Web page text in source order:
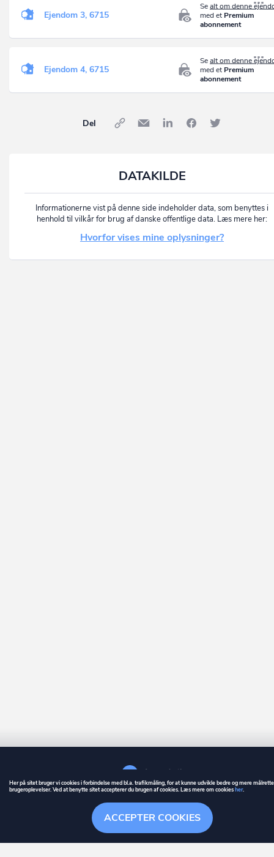
Søgehistorik Menu
Sealt om denne
med et Premium
abonnement
Ejendom 3, 6715
Sealt om denne
med et Premium
abonnement
Ejendom 4, 6715
Del
DATAKILDE
Informationerne vist på denne side indeholder data, som benyttes i
henhold til vilkår for brug af danske offentlige data. Læs mere her:
Hvorfor vises mine oplysninger?
GUIDE BETINGELSER
er et registreret varemærke tilhørende ownr ApS – CVR nr.: 36 40 88
Stationsparken 26. 2., 2600 Glostrup, info@ownr.dk
ACCEPTER COOKIES
Her på sitet bruger vi cookies i forbindelse med bl.a. trafikmåling, for at kunne udvikle bedre og mere
brugeroplevelser. Ved at benytte sitet accepterer du brugen af cookies. Læs mere om cookiesher.